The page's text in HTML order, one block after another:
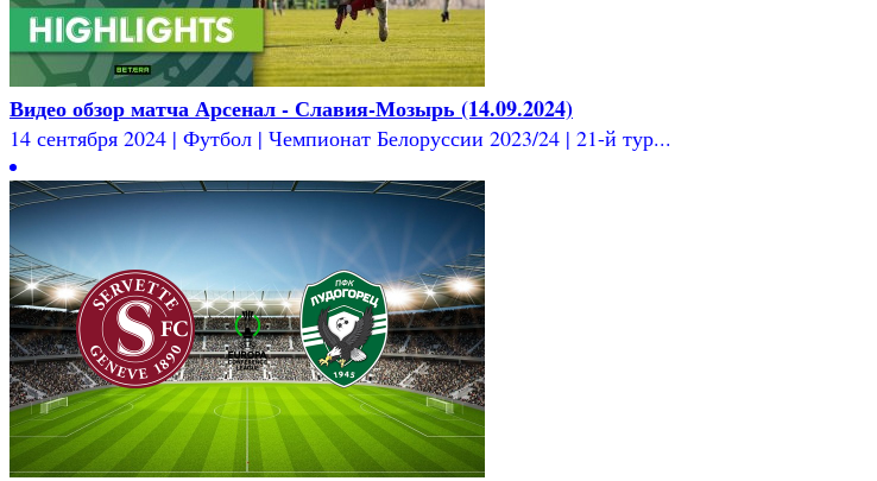
Видео обзор матча Арсенал - Славия-Мозырь (14.09.2024)
14 сентября 2024 | Футбол | Чемпионат Белоруссии 2023/24 | 21-й тур...